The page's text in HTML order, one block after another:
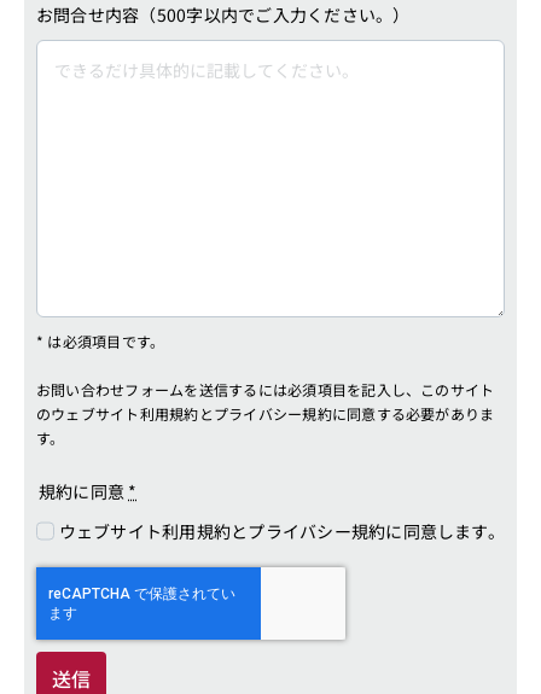
お問合せ内容（500字以内でご入力ください。）
* は必須項目です。
お問い合わせフォームを送信するには必須項目を記入し、このサイト
のウェブサイト利用規約とプライバシー規約に同意する必要がありま
す。
規約に同意 *
ウェブサイト利用規約とプライバシー規約に同意します。
送信